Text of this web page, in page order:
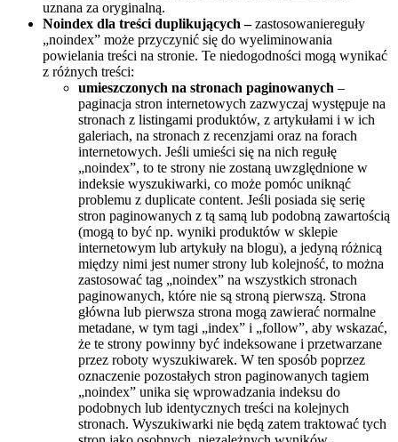
uznana za oryginalną.
Noindex dla treści duplikujących –zastosowaniereguły
„noindex” może przyczynić się do wyeliminowania
powielania treści na stronie. Te niedogodności mogą wynikać
z różnych treści:
umieszczonych na stronach paginowanych –
paginacja stron internetowych zazwyczaj występuje na
stronach z listingami produktów, z artykułami i w ich
galeriach, na stronach z recenzjami oraz na forach
internetowych. Jeśli umieści się na nich regułę
„noindex”, to te strony nie zostaną uwzględnione w
indeksie wyszukiwarki, co może pomóc uniknąć
problemu z duplicate content. Jeśli posiada się serię
stron paginowanych z tą samą lub podobną zawartością
(mogą to być np. wyniki produktów w sklepie
internetowym lub artykuły na blogu), a jedyną różnicą
między nimi jest numer strony lub kolejność, to można
zastosować tag „noindex” na wszystkich stronach
paginowanych, które nie są stroną pierwszą. Strona
główna lub pierwsza strona mogą zawierać normalne
metadane, w tym tagi „index” i „follow”, aby wskazać,
że te strony powinny być indeksowane i przetwarzane
przez roboty wyszukiwarek. W ten sposób poprzez
oznaczenie pozostałych stron paginowanych tagiem
„noindex” unika się wprowadzania indeksu do
podobnych lub identycznych treści na kolejnych
stronach. Wyszukiwarki nie będą zatem traktować tych